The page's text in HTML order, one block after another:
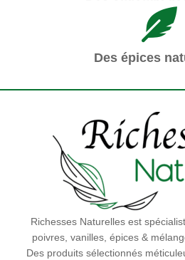
Des épices
Richesses Naturelles est
poivres, vanilles, épices &
Des produits sélectionnés